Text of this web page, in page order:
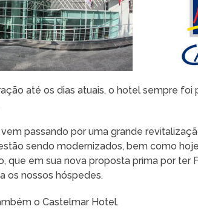
até os dias atuais, o hotel sempre
passando por uma grande
sendo modernizados, bem como
que em sua nova proposta prima por ter
os nossos hóspedes.
o Castelmar Hotel.